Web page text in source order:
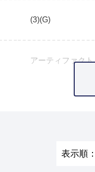
(3)(G)
アーティファクト
表示順